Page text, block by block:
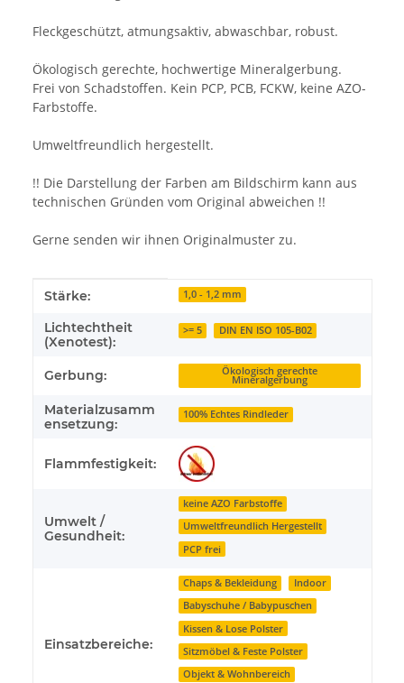
Fleckgeschützt, atmungsaktiv, abwaschbar, robust.
Ökologisch gerechte, hochwertige Mineralgerbung.
Frei von Schadstoffen. Kein PCP, PCB, FCKW, keine AZO-
Farbstoffe.
Umweltfreundlich hergestellt.
!! Die Darstellung der Farben am Bildschirm kann aus
technischen Gründen vom Original abweichen !!
Gerne senden wir ihnen Originalmuster zu.
Produkteigenschaft
Wert
Stärke: 1,0 - 1,2 mm
Lichtechtheit
(Xenotest):
>= 5 DIN EN ISO 105-B02
Gerbung: Ökologisch gerechte
Mineralgerbung
Materialzusamm
ensetzung:
100% Echtes Rindleder
Flammfestigkeit:
Umwelt /
Gesundheit:
keine AZO Farbstoffe
Umweltfreundlich Hergestellt
PCP frei
Einsatzbereiche:
Chaps & Bekleidung
Indoor
Babyschuhe / Babypuschen
Kissen & Lose Polster
Sitzmöbel & Feste Polster
Objekt & Wohnbereich